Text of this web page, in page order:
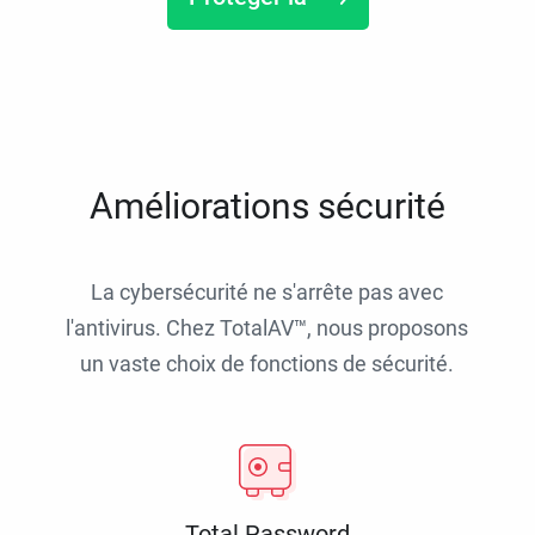
Améliorations sécurité
La cybersécurité ne s'arrête pas avec
l'antivirus. Chez TotalAV™, nous proposons
un vaste choix de fonctions de sécurité.